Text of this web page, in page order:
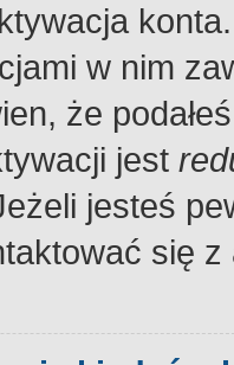
w nim
że
jest
jesteś
się